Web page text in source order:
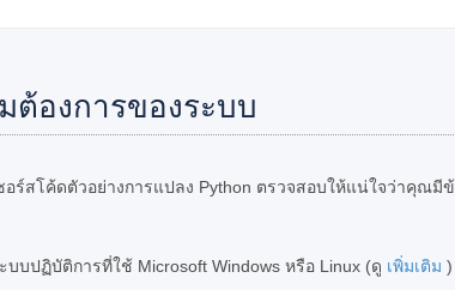
ต้องการของระบบ
ร์สโค้ดตัวอย่างการแปลง Python ตรวจสอบให้แน่ใจว่าคุณมี
บบปฏิบัติการที่ใช้ Microsoft Windows หรือ Linux (ดู เพิ่มเติม )